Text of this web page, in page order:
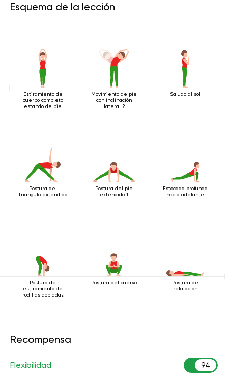
Esquema de la lección
Estiramiento de
cuerpo completo
estando de pie
Movimiento de pie
con inclinación
lateral 2
Saludo al sol
Postura del
triángulo extendido
Postura del pie
extendido 1
Estocada profunda
hacia adelante
Postura de
estiramiento de
rodillas dobladas
Postura del cuervo
Postura de
relajación
Recompensa
Flexibilidad 94